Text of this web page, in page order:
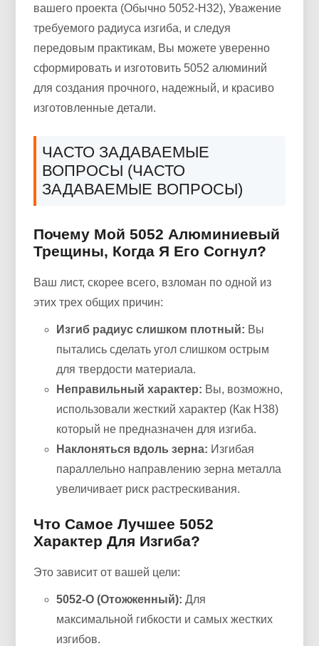
вашего проекта (Обычно 5052-H32), Уважение
требуемого радиуса изгиба, и следуя
передовым практикам, Вы можете уверенно
сформировать и изготовить 5052 алюминий
для создания прочного, надежный, и красиво
изготовленные детали.
ЧАСТО ЗАДАВАЕМЫЕ
ВОПРОСЫ (ЧАСТО
ЗАДАВАЕМЫЕ ВОПРОСЫ)
Почему Мой 5052 Алюминиевый
Трещины, Когда Я Его Согнул?
Ваш лист, скорее всего, взломан по одной из
этих трех общих причин:
Изгиб радиус слишком плотный: Вы
пытались сделать угол слишком острым
для твердости материала.
Неправильный характер: Вы, возможно,
использовали жесткий характер (Как H38)
который не предназначен для изгиба.
Наклоняться вдоль зерна: Изгибая
параллельно направлению зерна металла
увеличивает риск растрескивания.
Что Самое Лучшее 5052
Характер Для Изгиба?
Это зависит от вашей цели:
5052-О (Отожженный): Для
максимальной гибкости и самых жестких
изгибов.